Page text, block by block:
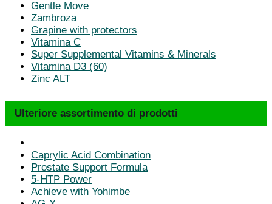
Gentle Move
Zambroza
Grapine with protectors
Vitamina C
Super Supplemental Vitamins & Minerals
Vitamina D3 (60)
Zinc ALT
Ulteriore assortimento di prodotti
Caprylic Acid Combination
Prostate Support Formula
5-HTP Power
Achieve with Yohimbe